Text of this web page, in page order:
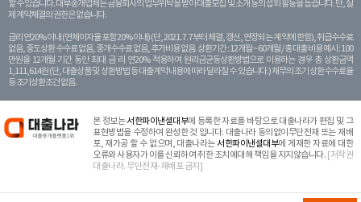
할 수 있습니다. 대부중개업체는 금융회사의 업무위탁을 받아 대출모집 및 소개 등의 섭외 활동을 돕습니다. 단, 실
제 계약체결의 권한은 없습니다.
금리 연20% 이내 (연체이자율 포함 20% 이내) (단, 2021. 7. 7부터 체결, 갱신, 연장되는 계 약에 한함), 취급수수료
없음, 중도상환 수수료 없음, 중개수수료 없음, 추가비용 없음. 상환기간 : 12개월 ~ 60개월 / 총 대출 비용 예시 : 100
만원을 12개월 기간 동안 최대 금 리 연20% 적용하여 원리금균등상환방법으로 이용하는 경우 총 상환금액
1,111,614원 (단, 대출상품 및 상환방법 등 대출계약 내용에 따라 달라질 수 있습니다.) 채무의 조기 상환수수료율
등 조기상환조건 없음.
본 정보는서한파이낸셜대부에 등록한 자료를 바탕으로 대출나라가 편집 및 그
표현방법을 수정하여 완성한 것 입니다. 대출나라 동의없이무단전재 또는 재배
포, 재가공 할 수 없으며, 대출나라는서한파이낸셜대부에 게재한 자료에 대한
오류와 사용자가 이를 신뢰하여 취한 조치에대해 책임을 지지않습니다. [저작권
대출나라. 무단전재-재배포 금지]